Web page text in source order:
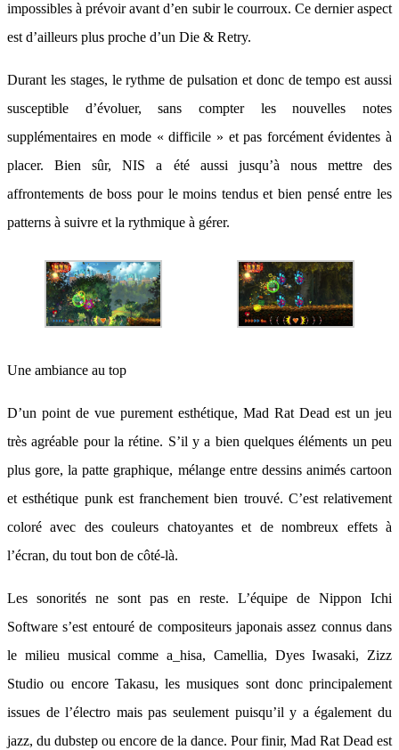
impossibles à prévoir avant d’en subir le courroux. Ce dernier aspect
est d’ailleurs plus proche d’un Die & Retry.
Durant les stages, le rythme de pulsation et donc de tempo est aussi
susceptible d’évoluer, sans compter les nouvelles notes
supplémentaires en mode « difficile » et pas forcément évidentes à
placer. Bien sûr, NIS a été aussi jusqu’à nous mettre des
affrontements de boss pour le moins tendus et bien pensé entre les
patterns à suivre et la rythmique à gérer.
Une ambiance au top
D’un point de vue purement esthétique, Mad Rat Dead est un jeu
très agréable pour la rétine. S’il y a bien quelques éléments un peu
plus gore, la patte graphique, mélange entre dessins animés cartoon
et esthétique punk est franchement bien trouvé. C’est relativement
coloré avec des couleurs chatoyantes et de nombreux effets à
l’écran, du tout bon de côté-là.
Les sonorités ne sont pas en reste. L’équipe de Nippon Ichi
Software s’est entouré de compositeurs japonais assez connus dans
le milieu musical comme a_hisa, Camellia, Dyes Iwasaki, Zizz
Studio ou encore Takasu, les musiques sont donc principalement
issues de l’électro mais pas seulement puisqu’il y a également du
jazz, du dubstep ou encore de la dance. Pour finir, Mad Rat Dead est